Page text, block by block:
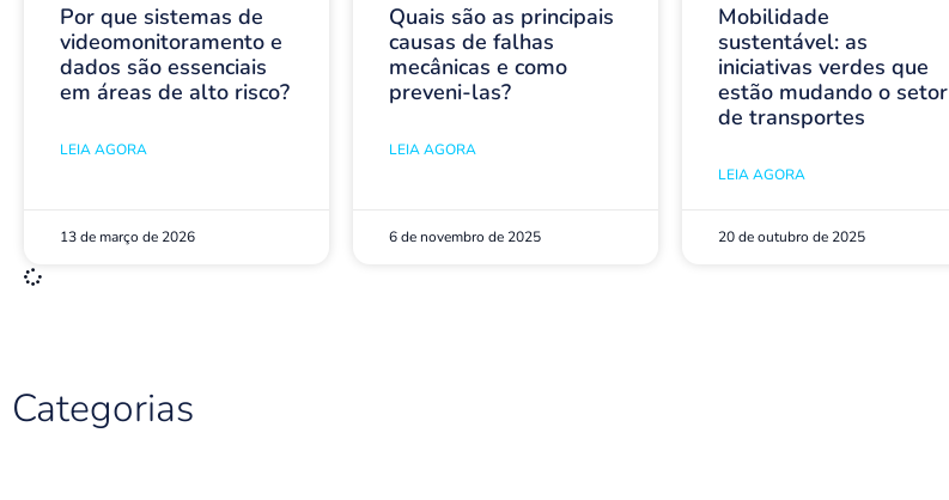
Por que sistemas de
videomonitoramento e
dados são essenciais
em áreas de alto risco?
LEIA AGORA
13 de março de 2026
Quais são as principais
causas de falhas
mecânicas e como
preveni-las?
LEIA AGORA
6 de novembro de 2025
Mobilidade
sustentável: as
iniciativas verdes que
estão mudando o setor
de transportes
LEIA AGORA
20 de outubro de 2025
Categorias